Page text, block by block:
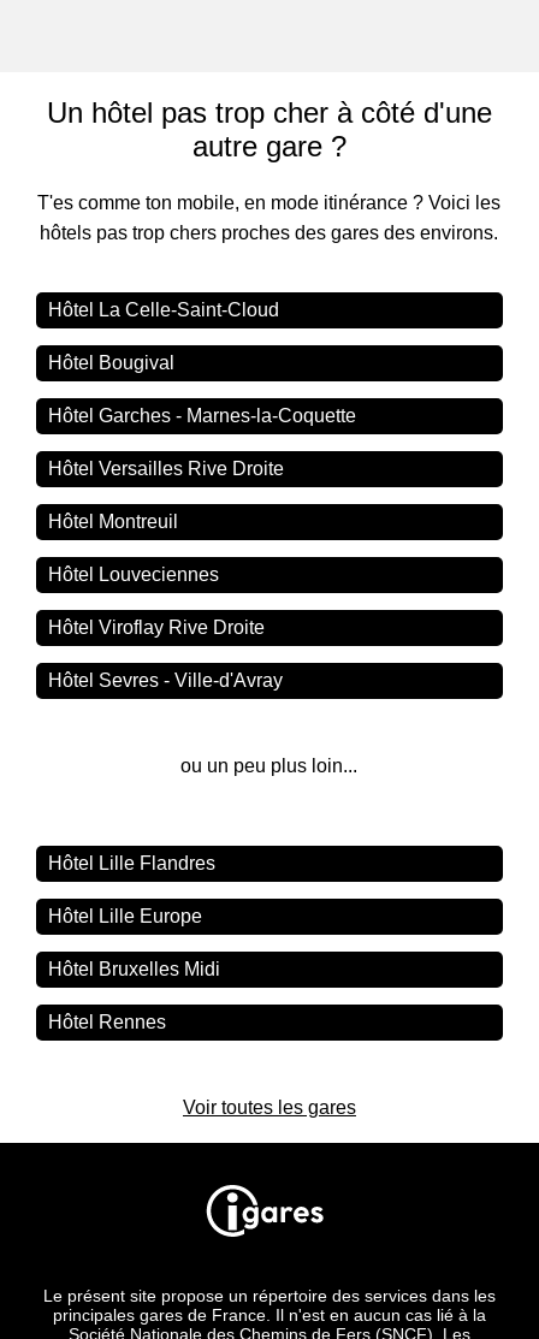
Un hôtel pas trop cher à côté d'une
autre gare ?
T'es comme ton mobile, en mode itinérance ? Voici les
hôtels pas trop chers proches des gares des environs.
Hôtel La Celle-Saint-Cloud
Hôtel Bougival
Hôtel Garches - Marnes-la-Coquette
Hôtel Versailles Rive Droite
Hôtel Montreuil
Hôtel Louveciennes
Hôtel Viroflay Rive Droite
Hôtel Sevres - Ville-d'Avray
ou un peu plus loin...
Hôtel Lille Flandres
Hôtel Lille Europe
Hôtel Bruxelles Midi
Hôtel Rennes
Voir toutes les gares
Le présent site propose un répertoire des services dans les
principales gares de France. Il n'est en aucun cas lié à la
Société Nationale des Chemins de Fers (SNCF). Les